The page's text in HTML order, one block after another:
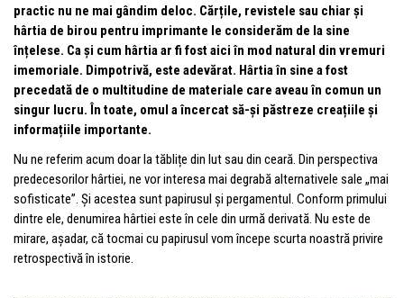
practic nu ne mai gândim deloc. Cărțile, revistele sau chiar și
hârtia de birou pentru imprimante le considerăm de la sine
înțelese. Ca și cum hârtia ar fi fost aici în mod natural din vremuri
imemoriale. Dimpotrivă, este adevărat. Hârtia în sine a fost
precedată de o multitudine de materiale care aveau în comun un
singur lucru. În toate, omul a încercat să-și păstreze creațiile și
informațiile importante.
Nu ne referim acum doar la tăblițe din lut sau din ceară. Din perspectiva
predecesorilor hârtiei, ne vor interesa mai degrabă alternativele sale „mai
sofisticate”. Și acestea sunt papirusul și pergamentul. Conform primului
dintre ele, denumirea hârtiei este în cele din urmă derivată. Nu este de
mirare, așadar, că tocmai cu papirusul vom începe scurta noastră privire
retrospectivă în istorie.